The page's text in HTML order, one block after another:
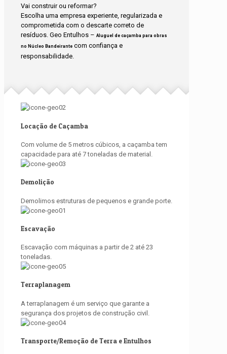
Vai construir ou reformar?
Escolha uma empresa experiente, regularizada e
comprometida com o descarte correto de
resíduos. Geo Entulhos – Aluguel de caçamba para obras
no Núcleo Bandeirante com confiança e
responsabilidade.
Locação de Caçamba
Com volume de 5 metros cúbicos, a caçamba tem
capacidade para até 7 toneladas de material.
Demolição
Demolimos estruturas de pequenos e grande porte.
Escavação
Escavação com máquinas a partir de 2 até 23
toneladas.
Terraplanagem
A terraplanagem é um serviço que garante a
segurança dos projetos de construção civil.
Transporte/Remoção de Terra e Entulhos